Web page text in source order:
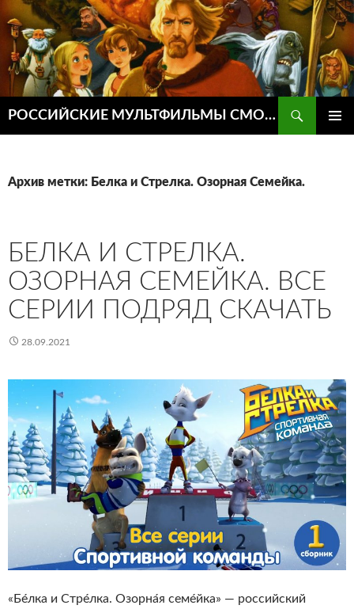
РОССИЙСКИЕ МУЛЬТФИЛЬМЫ СМОТРЕТЬ ОНЛАЙН
Архив метки: Белка и Стрелка. Озорная Семейка.
БЕЛКА И СТРЕЛКА.
ОЗОРНАЯ СЕМЕЙКА. ВСЕ
СЕРИИ ПОДРЯД СКАЧАТЬ
28.09.2021
«Бе́лка и Стре́лка. Озорна́я семе́йка» — российский